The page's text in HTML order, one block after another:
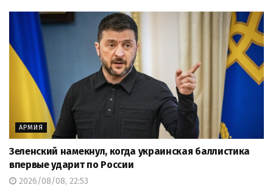
АРМИЯ
Зеленский намекнул, когда украинская баллистика
впервые ударит по России
2026/08/08, 22:53